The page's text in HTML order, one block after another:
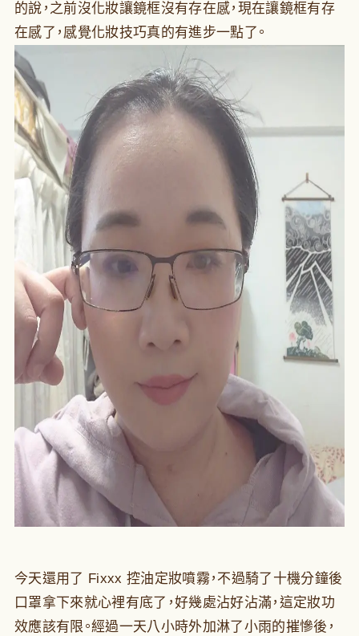
的說，之前沒化妝讓鏡框沒有存在感，現在讓鏡框有存
在感了，感覺化妝技巧真的有進步一點了。
今天還用了 Fixxx 控油定妝噴霧，不過騎了十機分鐘後
口罩拿下來就心裡有底了，好幾處沾好沾滿，這定妝功
效應該有限。經過一天八小時外加淋了小雨的摧慘後，